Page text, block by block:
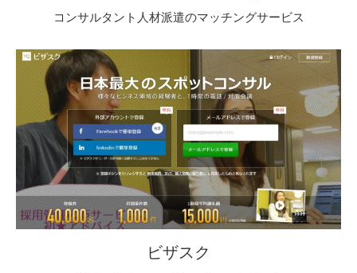
コンサルタント人材派遣のマッチングサービス
ビザスク